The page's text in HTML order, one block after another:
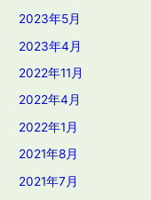
2023年5月
2023年4月
2022年11月
2022年4月
2022年1月
2021年8月
2021年7月